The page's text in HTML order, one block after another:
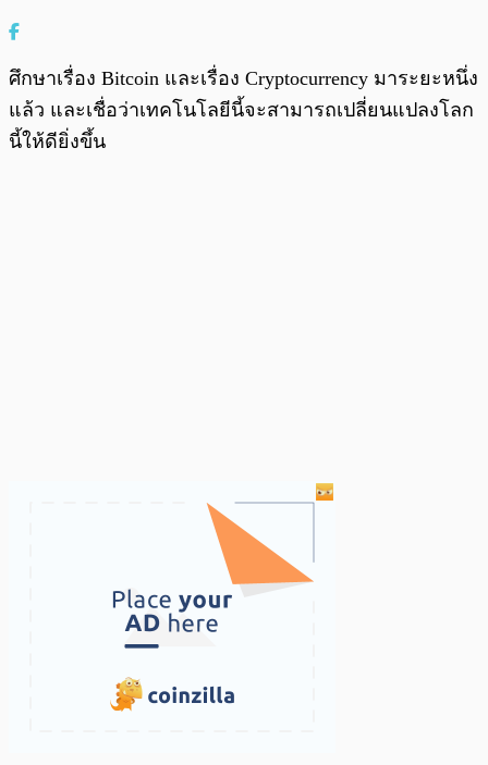
ศึกษาเรื่อง Bitcoin และเรื่อง Cryptocurrency มาระยะหนึ่ง
แล้ว และเชื่อว่าเทคโนโลยีนี้จะสามารถเปลี่ยนแปลงโลก
นี้ให้ดียิ่งขึ้น